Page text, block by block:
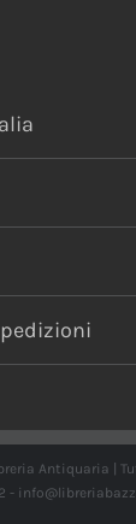
Antiquaria |
-